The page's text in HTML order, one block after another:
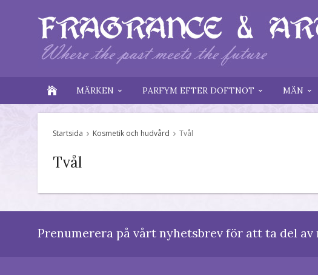
MÄRKEN PARFYM EFTER DOFTNOT MÄN
Startsida Kosmetik och hudvård Tvål
Tvål
Prenumerera på vårt nyhetsbrev för att ta del